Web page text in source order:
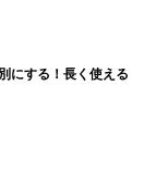
にする！長く使える